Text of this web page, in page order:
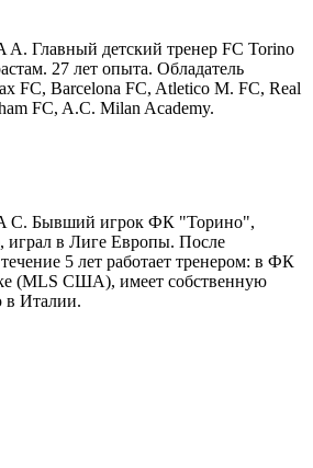
Главный детский тренер FC Torino
27 лет опыта. Обладатель
FC, Barcelona FC, Atletico M. FC, Real
FC, A.C. Milan Academy.
C. Бывший игрок ФК "Торино",
играл в Лиге Европы. После
5 лет работает тренером: в ФК
(MLS США), имеет собственную
в Италии.